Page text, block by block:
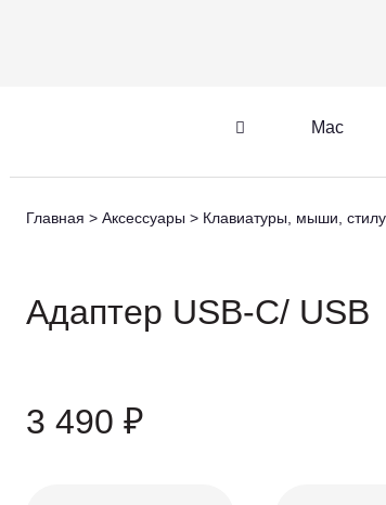
Mac
Главная Аксессуары Клавиатуры, мыши,
Адаптер USB-C/ USB
3 490 ₽